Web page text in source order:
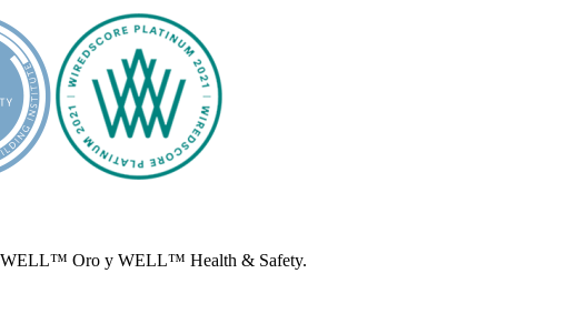
WELL™ Oro y WELL™ Health & Safety.